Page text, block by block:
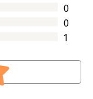
0
0
1